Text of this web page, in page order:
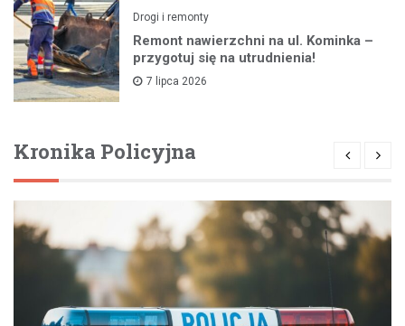
Drogi i remonty
Remont nawierzchni na ul. Kominka –
przygotuj się na utrudnienia!
7 lipca 2026
Kronika Policyjna